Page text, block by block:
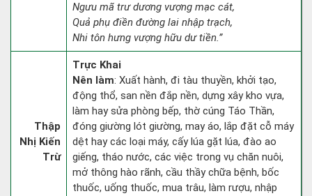
Ngưu mã trư dương vượng mạc cát,
Quả phụ điền đường lai nhập trạch,
Nhi tôn hưng vượng hữu dư tiền.”
Thập
Nhị Kiến
Trừ
Trực Khai
Nên làm: Xuất hành, đi tàu thuyền, khởi tạo,
động thổ, san nền đắp nền, dựng xây kho vựa,
làm hay sửa phòng bếp, thờ cúng Táo Thần,
đóng giường lót giường, may áo, lắp đặt cỗ máy
dệt hay các loại máy, cấy lúa gặt lúa, đào ao
giếng, tháo nước, các việc trong vụ chăn nuôi,
mở thông hào rãnh, cầu thầy chữa bệnh, bốc
thuốc, uống thuốc, mua trâu, làm rượu, nhập